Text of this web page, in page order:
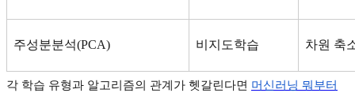
주성분분석(PCA) 비지도학습 차원 축
각 학습 유형과 알고리즘의 관계가 헷갈린다면 머신러닝 뭐부터